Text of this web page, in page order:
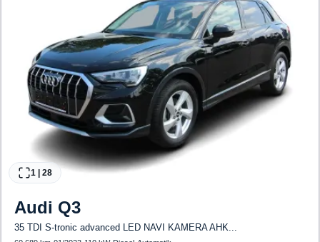
1 | 28
Audi Q3
35 TDI S-tronic advanced LED NAVI KAMERA AHK...